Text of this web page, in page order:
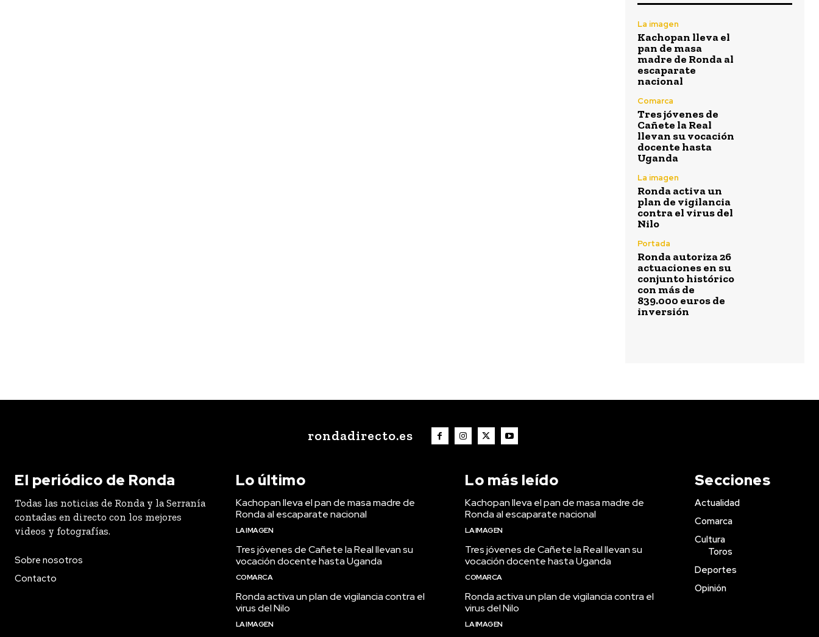
La imagen
Kachopan lleva el
pan de masa
madre de Ronda al
escaparate
nacional
Comarca
Tres jóvenes de
Cañete la Real
llevan su vocación
docente hasta
Uganda
La imagen
Ronda activa un
plan de vigilancia
contra el virus del
Nilo
Portada
Ronda autoriza 26
actuaciones en su
conjunto histórico
con más de
839.000 euros de
inversión
rondadirecto.es
El periódico de Ronda
Todas las noticias de Ronda y la Serranía
contadas en directo con los mejores
videos y fotografías.
Sobre nosotros
Contacto
Lo último
Kachopan lleva el pan de masa madre de
Ronda al escaparate nacional
LA IMAGEN
Tres jóvenes de Cañete la Real llevan su
vocación docente hasta Uganda
COMARCA
Ronda activa un plan de vigilancia contra el
virus del Nilo
LA IMAGEN
Lo más leído
Kachopan lleva el pan de masa madre de
Ronda al escaparate nacional
LA IMAGEN
Tres jóvenes de Cañete la Real llevan su
vocación docente hasta Uganda
COMARCA
Ronda activa un plan de vigilancia contra el
virus del Nilo
LA IMAGEN
Secciones
Actualidad
Comarca
Cultura
Toros
Deportes
Opinión